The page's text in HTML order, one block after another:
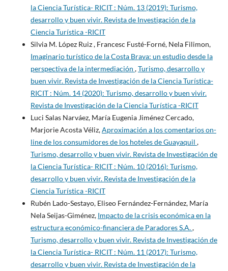
la Ciencia Turística- RICIT : Núm. 13 (2019): Turismo,
desarrollo y buen vivir. Revista de Investigación de la
Ciencia Turística -RICIT
Silvia M. López Ruiz , Francesc Fusté-Forné, Nela Filimon,
Imaginario turístico de la Costa Brava: un estudio desde la
perspectiva de la intermediación ,Turismo, desarrollo y
buen vivir. Revista de Investigación de la Ciencia Turística-
RICIT : Núm. 14 (2020): Turismo, desarrollo y buen vivir.
Revista de Investigación de la Ciencia Turística -RICIT
Luci Salas Narváez, María Eugenia Jiménez Cercado,
Marjorie Acosta Véliz,Aproximación a los comentarios on-
line de los consumidores de los hoteles de Guayaquil ,
Turismo, desarrollo y buen vivir. Revista de Investigación de
la Ciencia Turística- RICIT : Núm. 10 (2016): Turismo,
desarrollo y buen vivir. Revista de Investigación de la
Ciencia Turística -RICIT
Rubén Lado-Sestayo, Eliseo Fernández-Fernández, María
Nela Seijas-Giménez, Impacto de la crisis económica en la
estructura económico-financiera de Paradores S.A.,
Turismo, desarrollo y buen vivir. Revista de Investigación de
la Ciencia Turística- RICIT : Núm. 11 (2017): Turismo,
desarrollo y buen vivir. Revista de Investigación de la